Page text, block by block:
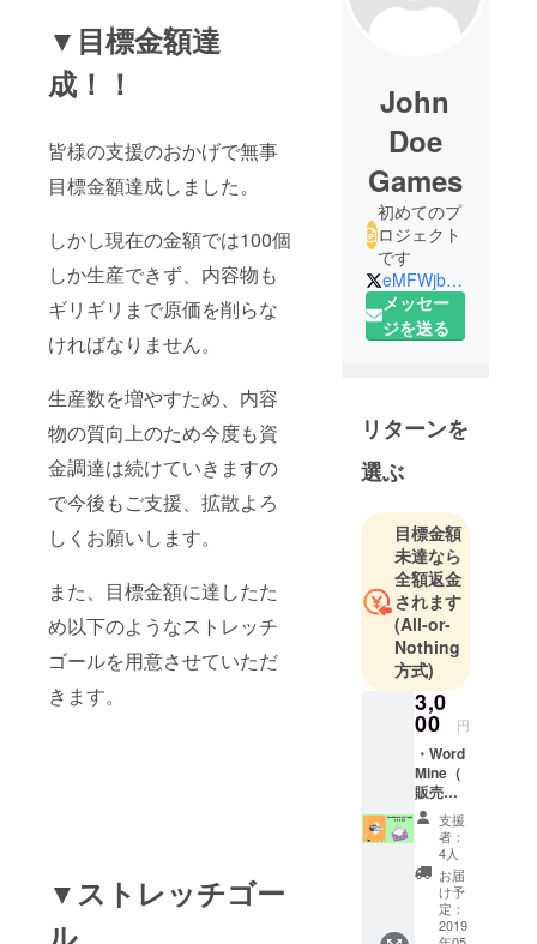
▼目標金額達
成！！
皆様の支援のおかげで無事
目標金額達成しました。
しかし現在の金額では100個
しか生産できず、内容物も
ギリギリまで原価を削らな
ければなりません。
生産数を増やすため、内容
物の質向上のため今度も資
金調達は続けていきますの
で今後もご支援、拡散よろ
しくお願いします。
また、目標金額に達したた
め以下のようなストレッチ
ゴールを用意させていただ
きます。
▼ストレッチゴー
John
Doe
Games
初めてのプ
ロジェクト
です
eMFWjbn23sFKTva
メッセー
ジを送る
リターンを
選ぶ
目標金額
未達なら
全額返金
されます
(All-or-
Nothing
方式)
3,0
00 円
・Word
Mine（
販売予
定価格
3000
円） ・
お礼の
手紙
支援
者：
4人
お届
け予
定：
2019